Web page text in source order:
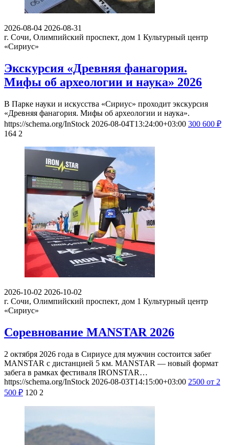
2026-08-04 2026-08-31
г. Сочи, Олимпийский проспект, дом 1 Культурный центр
«Сириус»
Экскурсия «Древняя фанагория.
Мифы об археологии и наука» 2026
В Парке науки и искусства «Сириус» проходит экскурсия
«Древняя фанагория. Мифы об археологии и наука».
https://schema.org/InStock 2026-08-04T13:24:00+03:00 300 600 ₽
164 2
2026-10-02 2026-10-02
г. Сочи, Олимпийский проспект, дом 1 Культурный центр
«Сириус»
Соревнование MANSTAR 2026
2 октября 2026 года в Сириусе для мужчин состоится забег
MANSTAR с дистанцией 5 км. MANSTAR — новый формат
забега в рамках фестиваля IRONSTAR…
https://schema.org/InStock 2026-08-03T14:15:00+03:00 2500 от 2
500 ₽ 120 2